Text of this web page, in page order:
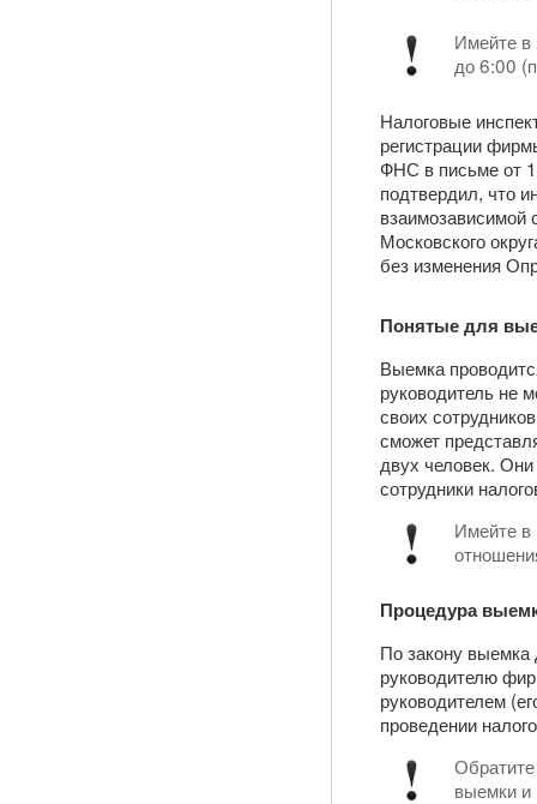
Имейте в
до 6:00
Налоговые
регистрации
ФНС в письме от
подтвердил, что
взаимозависимой
Московского
без изменения
Понятые для
Выемка
руководитель не
своих
сможет
двух человек.
сотрудники
Имейте в
Процедура
По закону выемка
руководителю
руководителем
проведении
выемки